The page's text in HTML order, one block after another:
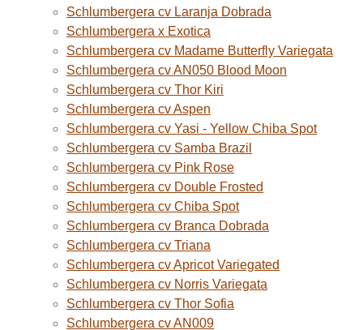
Schlumbergera cv Laranja Dobrada
Schlumbergera x Exotica
Schlumbergera cv Madame Butterfly Variegata
Schlumbergera cv AN050 Blood Moon
Schlumbergera cv Thor Kiri
Schlumbergera cv Aspen
Schlumbergera cv Yasi - Yellow Chiba Spot
Schlumbergera cv Samba Brazil
Schlumbergera cv Pink Rose
Schlumbergera cv Double Frosted
Schlumbergera cv Chiba Spot
Schlumbergera cv Branca Dobrada
Schlumbergera cv Triana
Schlumbergera cv Apricot Variegated
Schlumbergera cv Norris Variegata
Schlumbergera cv Thor Sofia
Schlumbergera cv AN009